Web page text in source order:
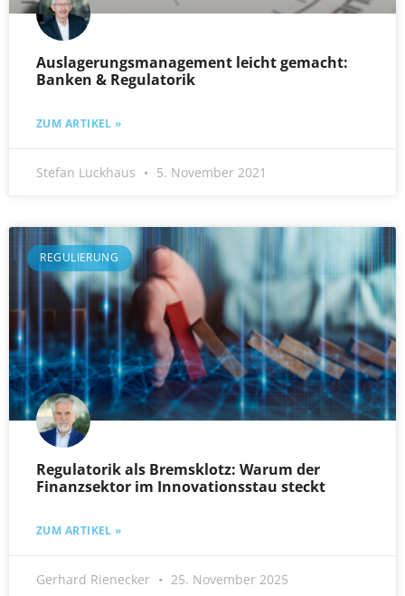
Auslagerungsmanagement leicht gemacht:
Banken & Regulatorik
ZUM ARTIKEL »
Stefan Luckhaus 5. November 2021
REGULIERUNG
Regulatorik als Bremsklotz: Warum der
Finanzsektor im Innovationsstau steckt
ZUM ARTIKEL »
Gerhard Rienecker 25. November 2025